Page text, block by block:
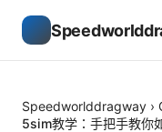
Speedworlddragway ›
5sim教学：手把手教你